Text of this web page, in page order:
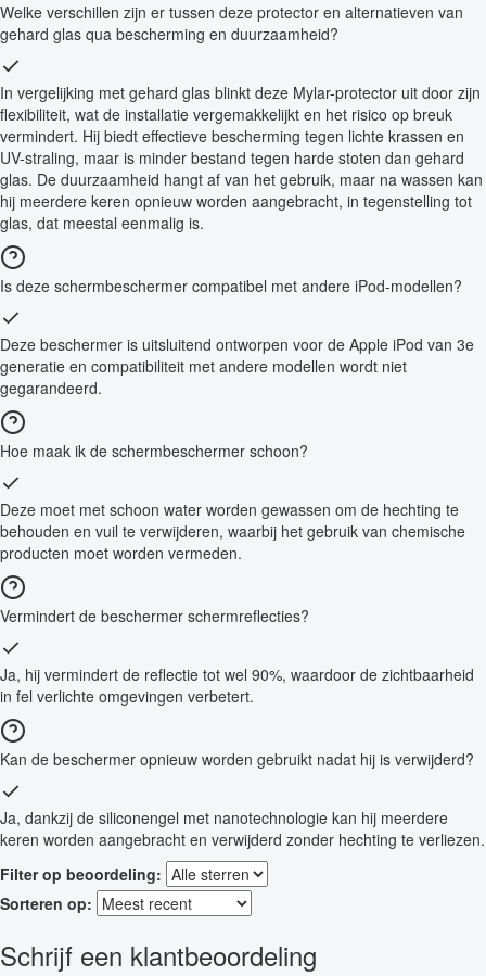
Welke verschillen zijn er tussen deze protector en alternatieven van
gehard glas qua bescherming en duurzaamheid?
In vergelijking met gehard glas blinkt deze Mylar-protector uit door zijn
flexibiliteit, wat de installatie vergemakkelijkt en het risico op breuk
vermindert. Hij biedt effectieve bescherming tegen lichte krassen en
UV-straling, maar is minder bestand tegen harde stoten dan gehard
glas. De duurzaamheid hangt af van het gebruik, maar na wassen kan
hij meerdere keren opnieuw worden aangebracht, in tegenstelling tot
glas, dat meestal eenmalig is.
Is deze schermbeschermer compatibel met andere iPod-modellen?
Deze beschermer is uitsluitend ontworpen voor de Apple iPod van 3e
generatie en compatibiliteit met andere modellen wordt niet
gegarandeerd.
Hoe maak ik de schermbeschermer schoon?
Deze moet met schoon water worden gewassen om de hechting te
behouden en vuil te verwijderen, waarbij het gebruik van chemische
producten moet worden vermeden.
Vermindert de beschermer schermreflecties?
Ja, hij vermindert de reflectie tot wel 90%, waardoor de zichtbaarheid
in fel verlichte omgevingen verbetert.
Kan de beschermer opnieuw worden gebruikt nadat hij is verwijderd?
Ja, dankzij de siliconengel met nanotechnologie kan hij meerdere
keren worden aangebracht en verwijderd zonder hechting te verliezen.
Filter op beoordeling:
Sorteren op:
Schrijf een klantbeoordeling